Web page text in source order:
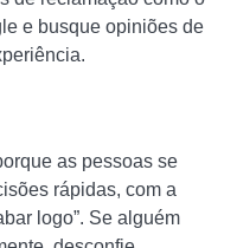
e busque opiniões de
as pessoas se
rápidas, com a
logo”. Se alguém